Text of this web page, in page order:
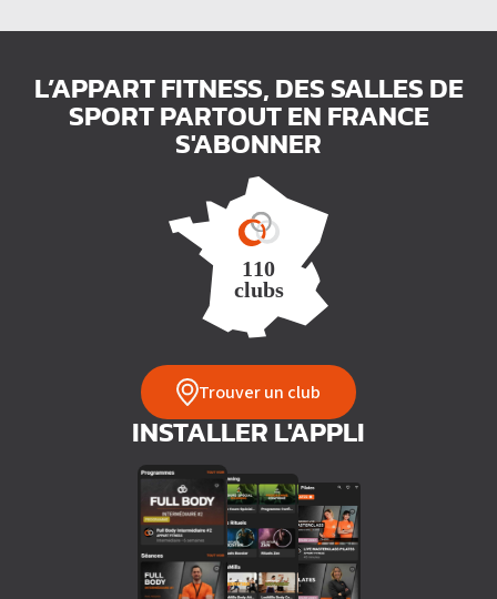
L’APPART FITNESS, DES SALLES DE
SPORT PARTOUT EN FRANCE
S'ABONNER
Trouver un club
INSTALLER L'APPLI